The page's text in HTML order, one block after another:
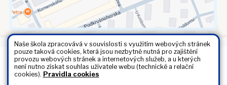
Všechna práva vyhrazena. Copyright © 2026 |Mapa stránek
Kontakty| Přihlásit|Prohlášení o přístupnosti|Pravidla COOKIES
Naše škola zpracovává v souvislosti s využitím webových stránek
pouze taková cookies, která jsou nezbytně nutná pro zajištění
provozu webových stránek a internetových služeb, a u kterých
není nutno získat souhlas uživatele webu (technické a relační
cookies). Pravidla cookies